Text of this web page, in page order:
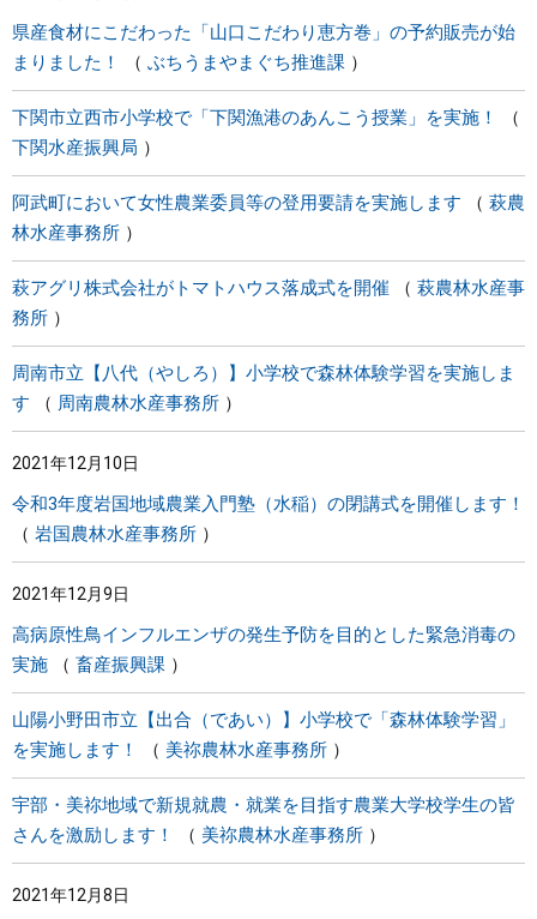
県産食材にこだわった「山口こだわり恵方巻」の予約販売が始
まりました！
ぶちうまやまぐち推進課
下関市立西市小学校で「下関漁港のあんこう授業」を実施！
下関水産振興局
阿武町において女性農業委員等の登用要請を実施します
萩農
林水産事務所
萩アグリ株式会社がトマトハウス落成式を開催
萩農林水産事
務所
周南市立【八代（やしろ）】小学校で森林体験学習を実施しま
す
周南農林水産事務所
2021年12月10日
令和3年度岩国地域農業入門塾（水稲）の閉講式を開催します！
岩国農林水産事務所
2021年12月9日
高病原性鳥インフルエンザの発生予防を目的とした緊急消毒の
実施
畜産振興課
山陽小野田市立【出合（であい）】小学校で「森林体験学習」
を実施します！
美祢農林水産事務所
宇部・美祢地域で新規就農・就業を目指す農業大学校学生の皆
さんを激励します！
美祢農林水産事務所
2021年12月8日